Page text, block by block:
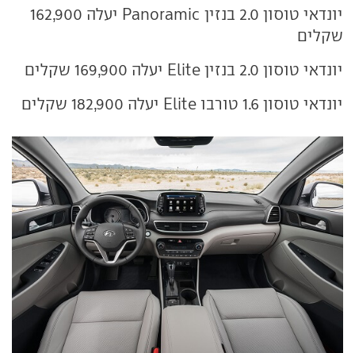
יונדאי טוסון 2.0 בנזין Panoramic יעלה 162,900
שקלים
יונדאי טוסון 2.0 בנזין Elite יעלה 169,900 שקלים
יונדאי טוסון 1.6 טורבו Elite יעלה 182,900 שקלים